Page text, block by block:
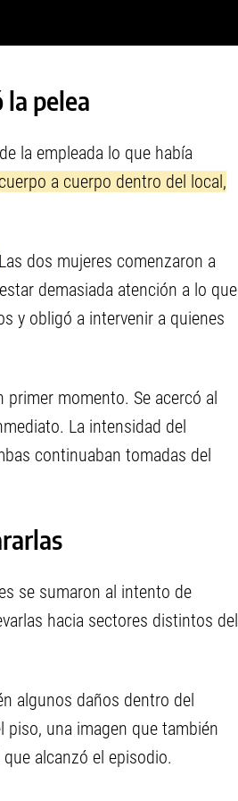
pelea
la empleada lo que había
cuerpo a cuerpo dentro del local,
Las dos mujeres comenzaron a
demasiada atención a lo que
y obligó a intervenir a quienes
momento. Se acercó al
La intensidad del
continuaban tomadas del
se sumaron al intento de
hacia sectores distintos del
algunos daños dentro del
piso, una imagen que también
alcanzó el episodio.